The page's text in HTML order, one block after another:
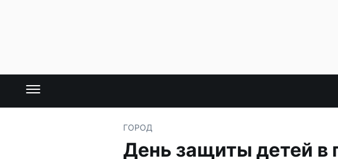
ГОРОД
День защиты детей в